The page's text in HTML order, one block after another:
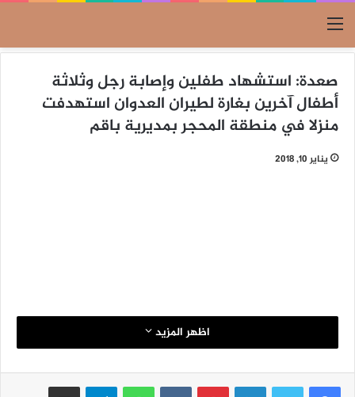
القائمة
صعدة: استشهاد طفلين وإصابة رجل وثلاثة
أطفال آخرين بغارة لطيران العدوان استهدفت
منزلا في منطقة المحجر بمديرية باقم
يناير 10, 2018
اظهر المزيد
لينكدإنبينتيريست واتساب تيلقرام مشاركة عبر البريد